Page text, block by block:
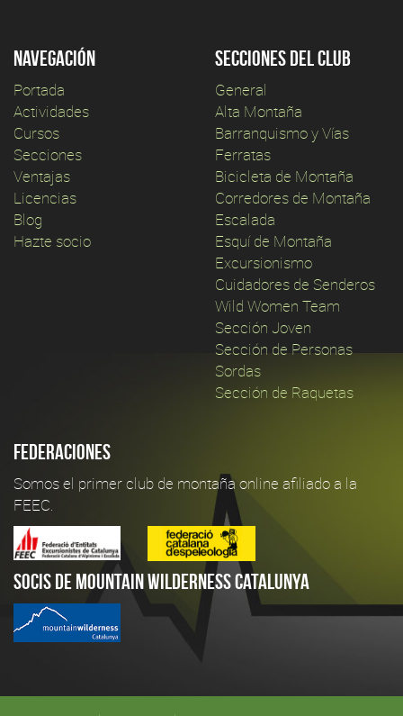
Navegación
Portada
Actividades
Cursos
Secciones
Ventajas
Licencias
Blog
Hazte socio
Secciones del club
General
Alta Montaña
Barranquismo y Vías
Ferratas
Bicicleta de Montaña
Corredores de Montaña
Escalada
Esquí de Montaña
Excursionismo
Cuidadores de Senderos
Wild Women Team
Sección Joven
Sección de Personas
Sordas
Sección de Raquetas
Federaciones
Somos el primer club de montaña online afiliado a la
FEEC.
Socis de Mountain Wilderness Catalunya